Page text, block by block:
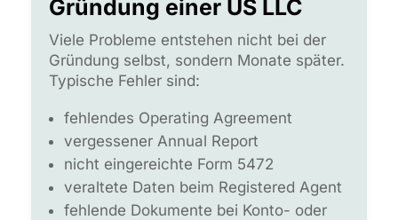
Gründung einer US LLC
Viele Probleme entstehen nicht bei der
Gründung selbst, sondern Monate später.
Typische Fehler sind:
fehlendes Operating Agreement
vergessener Annual Report
nicht eingereichte Form 5472
veraltete Daten beim Registered Agent
fehlende Dokumente bei Konto- oder